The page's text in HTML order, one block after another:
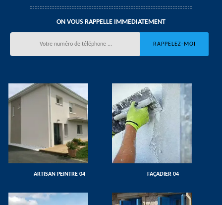
ON VOUS RAPPELLE IMMEDIATEMENT
ARTISAN PEINTRE 04 FAÇADIER 04